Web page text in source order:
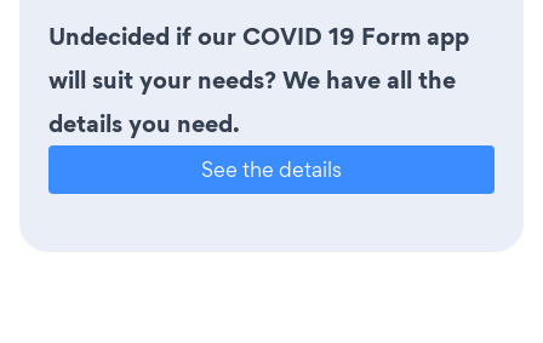
Undecided if our COVID 19 Form app
will suit your needs? We have all the
details you need.
See the details